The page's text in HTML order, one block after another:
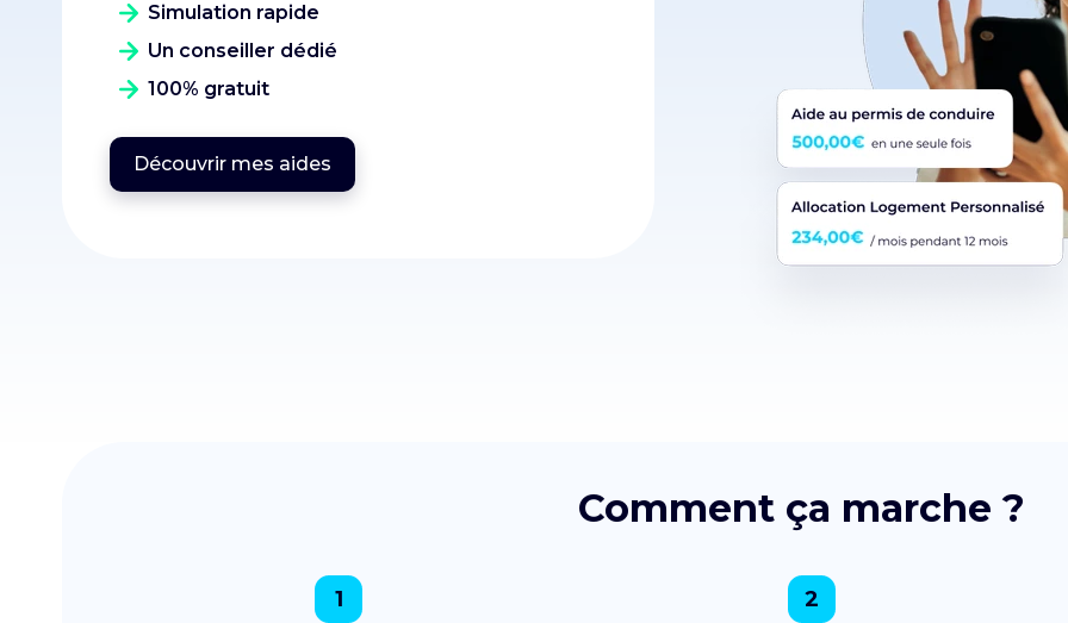
Simulation rapide
Un conseiller dédié
100% gratuit
Découvrir mes aides
Comment ça marche ?
1 2